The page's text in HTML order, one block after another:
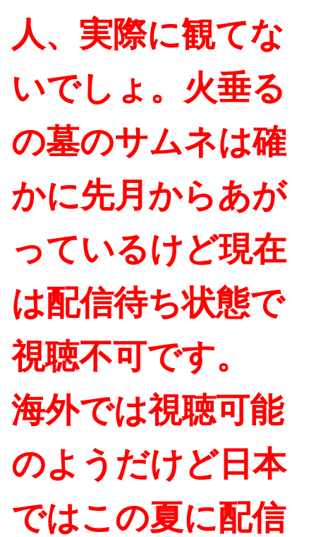
人、実際に観てな
いでしょ。火垂る
の墓のサムネは確
かに先月からあが
っているけど現在
は配信待ち状態で
視聴不可です。
海外では視聴可能
のようだけど日本
ではこの夏に配信